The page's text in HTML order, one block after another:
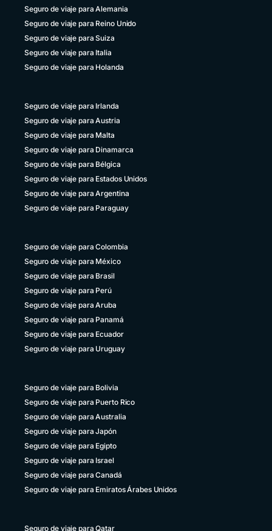
República Dominicana
Uruguay
+598 4 135983937
Seguro de viaje para Alemania
Seguro de viaje para Reino Unido
Seguro de viaje para Suiza
Seguro de viaje para Italia
Seguro de viaje para Holanda
Seguro de viaje para Irlanda
Seguro de viaje para Austria
Seguro de viaje para Malta
Seguro de viaje para Dinamarca
Seguro de viaje para Bélgica
Seguro de viaje para Estados Unidos
Seguro de viaje para Argentina
Seguro de viaje para Paraguay
Seguro de viaje para Colombia
Seguro de viaje para México
Seguro de viaje para Brasil
Seguro de viaje para Perú
Seguro de viaje para Aruba
Seguro de viaje para Panamá
Seguro de viaje para Ecuador
Seguro de viaje para Uruguay
Seguro de viaje para Bolivia
Seguro de viaje para Puerto Rico
Seguro de viaje para Australia
Seguro de viaje para Japón
Seguro de viaje para Egipto
Seguro de viaje para Israel
Seguro de viaje para Canadá
Seguro de viaje para Emiratos Árabes Unidos
Seguro de viaje para Qatar